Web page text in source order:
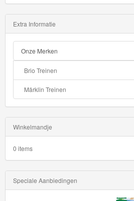
Extra Informatie
Onze Merken
Brio Treinen
Märklin Treinen
Winkelmandje
0 items
Speciale Aanbiedingen